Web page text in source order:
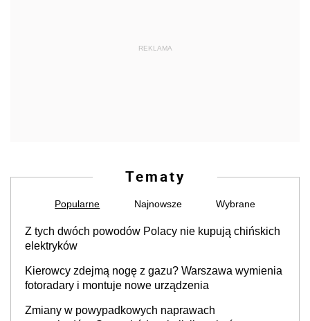
REKLAMA
Tematy
Popularne Najnowsze Wybrane
Z tych dwóch powodów Polacy nie kupują chińskich
elektryków
Kierowcy zdejmą nogę z gazu? Warszawa wymienia
fotoradary i montuje nowe urządzenia
Zmiany w powypadkowych naprawach